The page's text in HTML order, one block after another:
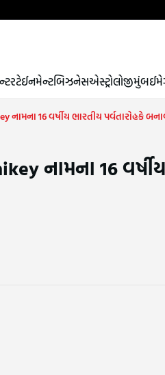
બિઝનેસએસ્ટ્રોલોજીમુંબઈ
16 વર્ષીય ભારતીય પર્વતારોહકે
નામના 16 વર્ષીય